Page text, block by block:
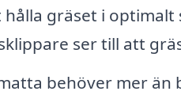
hålla gräset i
ser till att
behöver mer